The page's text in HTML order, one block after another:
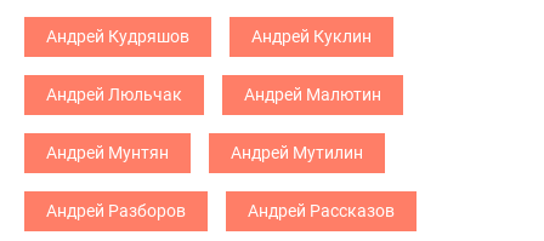
Андрей Кудряшов Андрей Куклин
Андрей Люльчак Андрей Малютин
Андрей Мунтян Андрей Мутилин
Андрей Разборов Андрей Рассказов